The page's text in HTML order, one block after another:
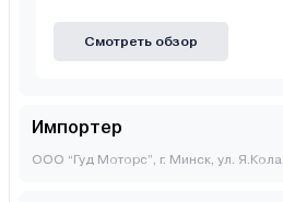
Смотреть обзор
Импортер
ООО “Гуд Моторс”, г. Минск, ул.